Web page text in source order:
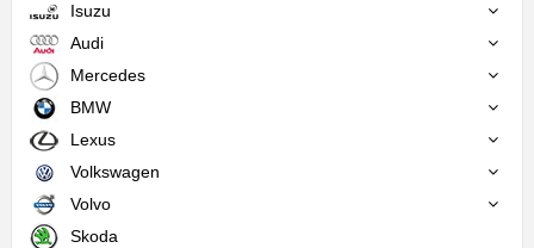
Isuzu
Audi
Mercedes
BMW
Lexus
Volkswagen
Volvo
Skoda